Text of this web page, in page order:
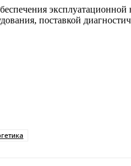
поставкой